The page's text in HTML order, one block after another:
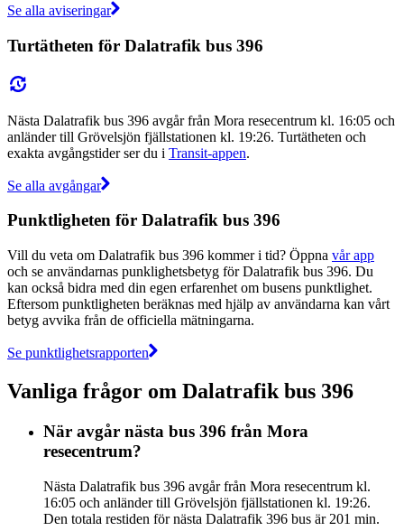
Se alla aviseringar
Turtätheten för Dalatrafik bus 396
Nästa Dalatrafik bus 396 avgår från Mora resecentrum kl. 16:05 och
anländer till Grövelsjön fjällstationen kl. 19:26. Turtätheten och
exakta avgångstider ser du i Transit-appen.
Se alla avgångar
Punktligheten för Dalatrafik bus 396
Vill du veta om Dalatrafik bus 396 kommer i tid? Öppna vår app
och se användarnas punklighetsbetyg för Dalatrafik bus 396. Du
kan också bidra med din egen erfarenhet om busens punktlighet.
Eftersom punktligheten beräknas med hjälp av användarna kan vårt
betyg avvika från de officiella mätningarna.
Se punktlighetsrapporten
Vanliga frågor om Dalatrafik bus 396
När avgår nästa bus 396 från Mora
resecentrum?
Nästa Dalatrafik bus 396 avgår från Mora resecentrum kl.
16:05 och anländer till Grövelsjön fjällstationen kl. 19:26.
Den totala restiden för nästa Dalatrafik 396 bus är 201 min.